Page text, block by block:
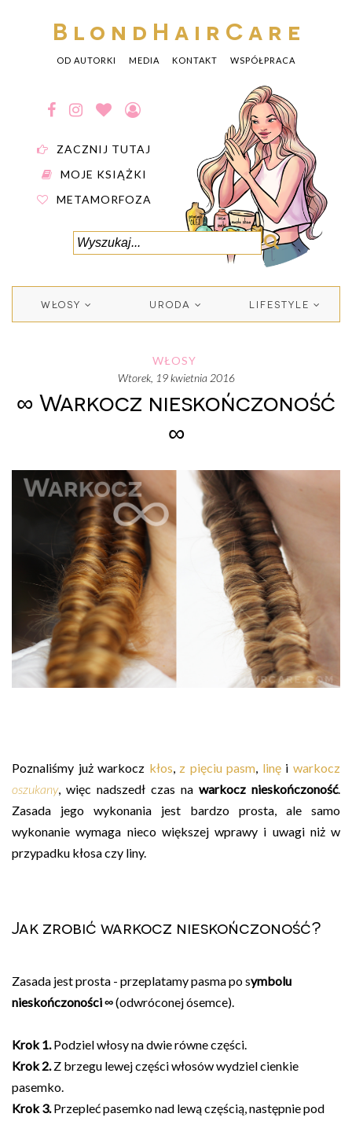
BlondHairCare
OD AUTORKI MEDIA KONTAKT WSPÓŁPRACA
ZACZNIJ TUTAJ
MOJE KSIĄŻKI
METAMORFOZA
WŁOSY URODA LIFESTYLE
WŁOSY
wtorek, 19 kwietnia 2016
∞ Warkocz nieskończoność
∞
Poznaliśmy już warkocz kłos, z pięciu pasm, linęi warkocz
oszukany, więc nadszedł czas na warkocz nieskończoność.
Zasada jego wykonania jest bardzo prosta, ale samo
wykonanie wymaga nieco większej wprawy i uwagi niż w
przypadku kłosa czy liny.
Jak zrobić warkocz nieskończoność?
Zasada jest prosta - przeplatamy pasma po symbolu
nieskończoności ∞(odwróconej ósemce).
Krok 1.Podziel włosy na dwie równe części.
Krok 2.Z brzegu lewej części włosów wydziel cienkie
pasemko.
Krok 3.Przepleć pasemko nad lewą częścią, następnie pod